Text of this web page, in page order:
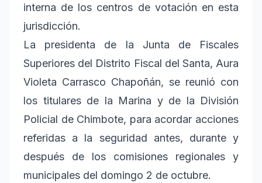
interna de los centros de votación en esta
jurisdicción.
La presidenta de la Junta de Fiscales
Superiores del Distrito Fiscal del Santa, Aura
Violeta Carrasco Chapoñán, se reunió con
los titulares de la Marina y de la División
Policial de Chimbote, para acordar acciones
referidas a la seguridad antes, durante y
después de los comisiones regionales y
municipales del domingo 2 de octubre.